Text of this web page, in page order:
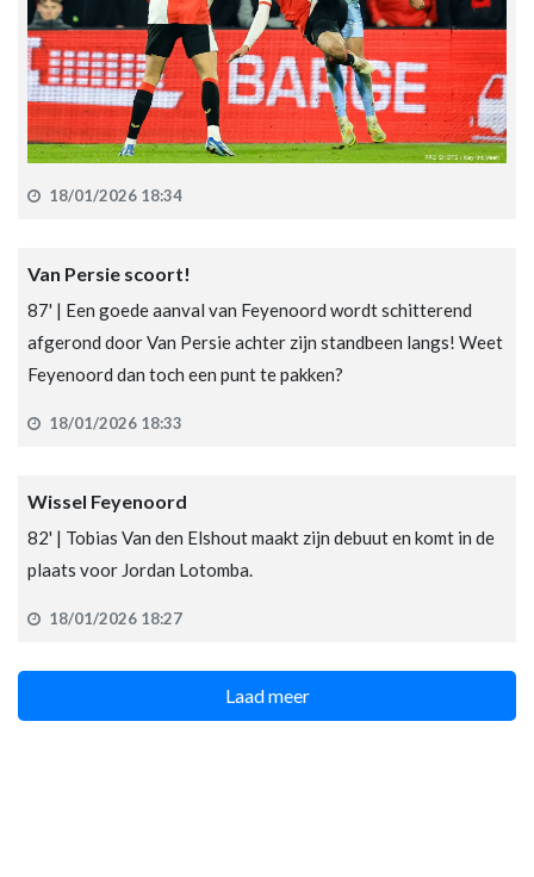
18/01/2026 18:34
Van Persie scoort!
87' | Een goede aanval van Feyenoord wordt schitterend
afgerond door Van Persie achter zijn standbeen langs! Weet
Feyenoord dan toch een punt te pakken?
18/01/2026 18:33
Wissel Feyenoord
82' | Tobias Van den Elshout maakt zijn debuut en komt in de
plaats voor Jordan Lotomba.
18/01/2026 18:27
Laad meer